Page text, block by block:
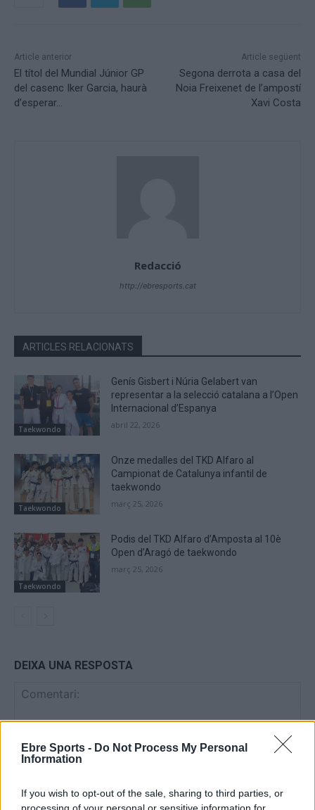
Ebre Sports - Do Not Process My Personal
Information
If you wish to opt-out of the sale, sharing to third parties, or
Article anterior
El títol del Mundial Júnior GP
del casenc Iker Garcia, haurà
d’esperar…
Article següent
Segona derrota a casa del
Noia Freixenet de l’ampostí
Xavi Costa
Redacció
http://ebresports.cat
ARTICLES RELACIONATS
Taekwondo
Genís Gisbert i Núria Gelabert van
representar a la selecció catalana a l’Open
Internacional d’Espanya
abril 22, 2026
Taekwondo
Onze medalles del TKD Alfaro al
Campionat de Catalunya infantil de
taekwondo
març 25, 2026
Taekwondo
Podis del TKD Alfaro d’Amposta al 10è
Open d’Aragó de taekwondo
març 25, 2026
DEIXA UNA RESPOSTA
Comentari: